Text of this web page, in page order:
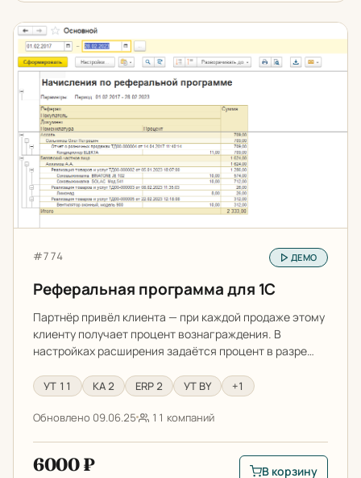
Реферальная программа для 1С
Артикул:
#774 ДЕМО
Реферальная программа для 1С
Партнёр привёл клиента — при каждой продаже этому
клиенту получает процент вознаграждения. В
настройках расширения задаётся процент в разре…
УТ 11 КА 2 ERP 2 УТ BY +1
Обновлено 09.06.25 11 компаний
6000 ₽ В корзину